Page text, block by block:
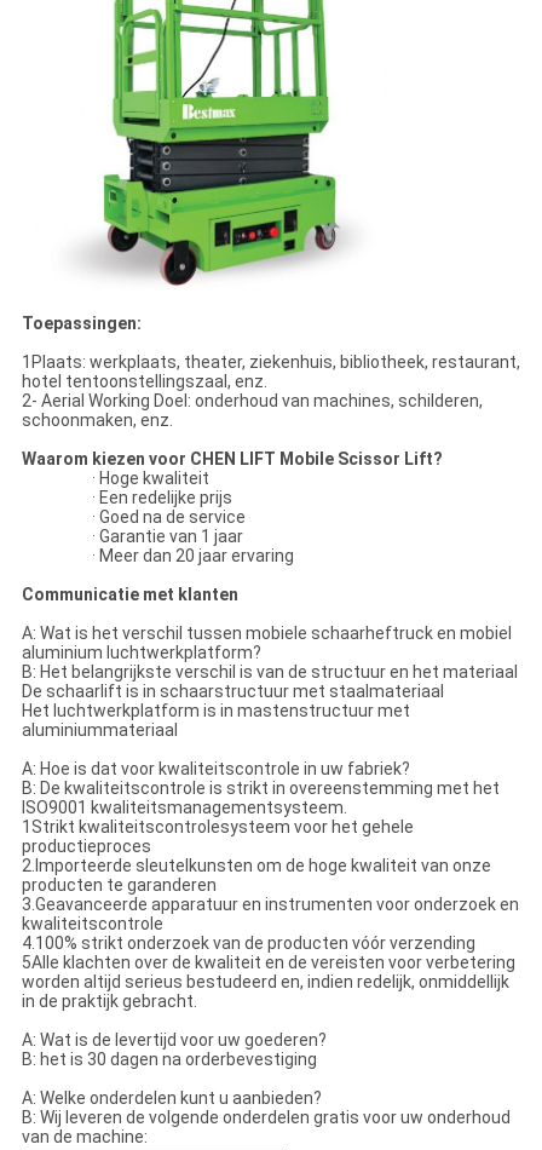
Toepassingen:
1Plaats: werkplaats, theater, ziekenhuis, bibliotheek, restaurant,
hotel tentoonstellingszaal, enz.
2- Aerial Working Doel: onderhoud van machines, schilderen,
schoonmaken, enz.
Waarom kiezen voor CHEN LIFT Mobile Scissor Lift?
· Hoge kwaliteit
· Een redelijke prijs
· Goed na de service
· Garantie van 1 jaar
· Meer dan 20 jaar ervaring
Communicatie met klanten
A: Wat is het verschil tussen mobiele schaarheftruck en mobiel
aluminium luchtwerkplatform?
B: Het belangrijkste verschil is van de structuur en het materiaal
De schaarlift is in schaarstructuur met staalmateriaal
Het luchtwerkplatform is in mastenstructuur met
aluminiummateriaal
A: Hoe is dat voor kwaliteitscontrole in uw fabriek?
B: De kwaliteitscontrole is strikt in overeenstemming met het
ISO9001 kwaliteitsmanagementsysteem.
1Strikt kwaliteitscontrolesysteem voor het gehele
productieproces
2.Importeerde sleutelkunsten om de hoge kwaliteit van onze
producten te garanderen
3.Geavanceerde apparatuur en instrumenten voor onderzoek en
kwaliteitscontrole
4.100% strikt onderzoek van de producten vóór verzending
5Alle klachten over de kwaliteit en de vereisten voor verbetering
worden altijd serieus bestudeerd en, indien redelijk, onmiddellijk
in de praktijk gebracht.
A: Wat is de levertijd voor uw goederen?
B: het is 30 dagen na orderbevestiging
A: Welke onderdelen kunt u aanbieden?
B: Wij leveren de volgende onderdelen gratis voor uw onderhoud
van de machine: